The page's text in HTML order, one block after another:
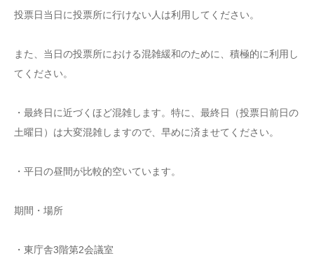
投票日当日に投票所に行けない人は利用してください。
また、当日の投票所における混雑緩和のために、積極的に利用し
てください。
・最終日に近づくほど混雑します。特に、最終日（投票日前日の
土曜日）は大変混雑しますので、早めに済ませてください。
・平日の昼間が比較的空いています。
期間・場所
・東庁舎3階第2会議室